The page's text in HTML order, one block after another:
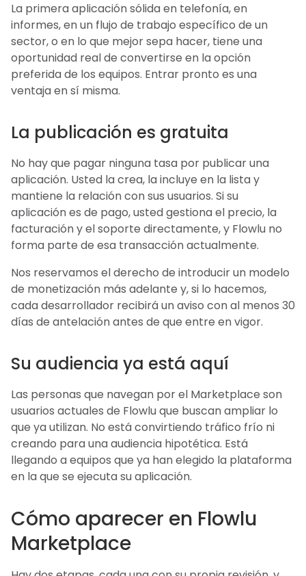
La primera aplicación sólida en telefonía, en
informes, en un flujo de trabajo específico de un
sector, o en lo que mejor sepa hacer, tiene una
oportunidad real de convertirse en la opción
preferida de los equipos. Entrar pronto es una
ventaja en sí misma.
La publicación es gratuita
No hay que pagar ninguna tasa por publicar una
aplicación. Usted la crea, la incluye en la lista y
mantiene la relación con sus usuarios. Si su
aplicación es de pago, usted gestiona el precio, la
facturación y el soporte directamente, y Flowlu no
forma parte de esa transacción actualmente.
Nos reservamos el derecho de introducir un modelo
de monetización más adelante y, si lo hacemos,
cada desarrollador recibirá un aviso con al menos 30
días de antelación antes de que entre en vigor.
Su audiencia ya está aquí
Las personas que navegan por el Marketplace son
usuarios actuales de Flowlu que buscan ampliar lo
que ya utilizan. No está convirtiendo tráfico frío ni
creando para una audiencia hipotética. Está
llegando a equipos que ya han elegido la plataforma
en la que se ejecuta su aplicación.
Cómo aparecer en Flowlu
Marketplace